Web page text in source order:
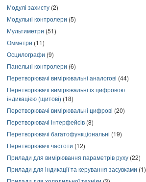
Модулі захисту (2)
Модульні контролери (5)
Мультиметри (51)
Омметри (11)
Осцилографи (9)
Панельні контролери (6)
Перетворювачі вимірювальні аналогові (44)
Перетворювачі вимірювальні із цифровою
індикацією (щитові) (18)
Перетворювачі вимірювальні цифрові (20)
Перетворювачі інтерфейсів (8)
Перетворювачі багатофункціональні (19)
Перетворювачі частоти (12)
Прилади для вимірювання параметрів руху (22)
Прилади для індикації та керування засувками (1)